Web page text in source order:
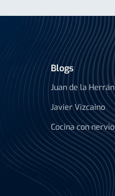
Blogs
Juan de la Herrán
Javier Vizcaino
Cocina con nervio